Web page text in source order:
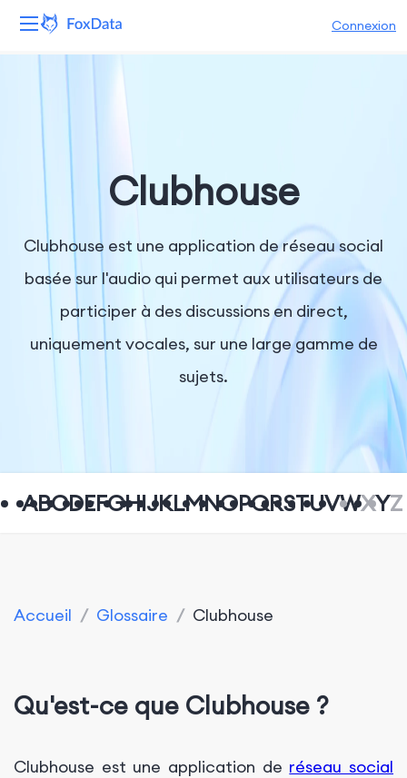
Connexion
Solutions
Ressources
Entreprise
Clubhouse
Clubhouse est une application de réseau social
basée sur l'audio qui permet aux utilisateurs de
participer à des discussions en direct,
uniquement vocales, sur une large gamme de
sujets.
ABCDEFGHIJKLMNOPQRSTUVWXYZ
Accueil / Glossaire / Clubhouse
Qu'est-ce que Clubhouse ?
Clubhouse est une application de réseau social